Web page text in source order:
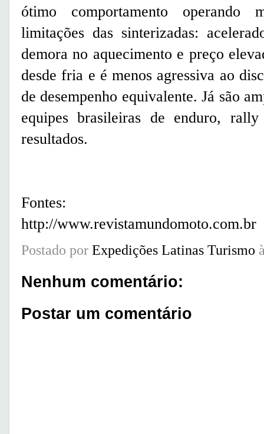
ótimo comportamento operando
limitações das sinterizadas:
demora no aquecimento e preço
desde fria e é menos agressiva ao
de desempenho equivalente. Já são
equipes brasileiras de enduro,
resultados.
Fontes:
http://www.revistamundomoto.com.br
Postado por Expedições Latinas Turismo
Nenhum comentário:
Postar um comentário